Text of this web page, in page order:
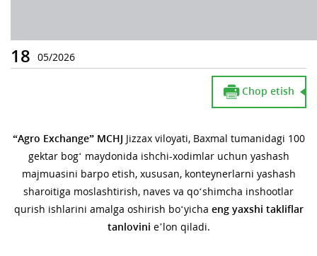
18 05/2026
Chop etish
“Agro Exchange” MCHJ Jizzax viloyati, Baxmal tumanidagi 100
gektar bog‘ maydonida ishchi-xodimlar uchun yashash
majmuasini barpo etish, xususan, konteynerlarni yashash
sharoitiga moslashtirish, naves va qo‘shimcha inshootlar
qurish ishlarini amalga oshirish bo‘yicha eng yaxshi takliflar
tanlovini e’lon qiladi.